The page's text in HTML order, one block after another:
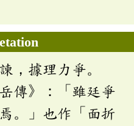
，據理力爭。
傳》：「雖廷爭
。」也作「面折